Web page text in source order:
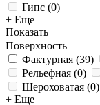
Гипс (0)
+ Еще
Показать
Поверхность
Фактурная (39)
Рельефная (0)
Шероховатая (0)
+ Еще